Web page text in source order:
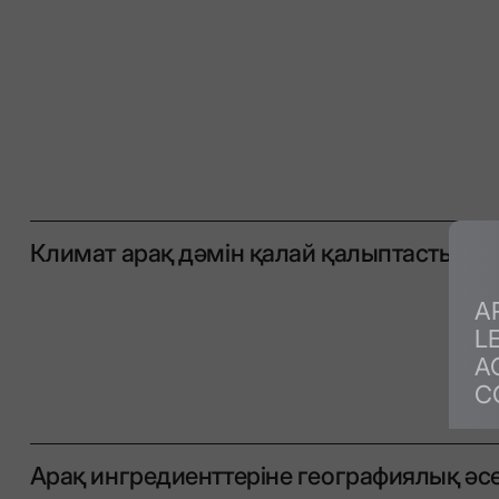
Климат арақ дәмін қалай
Арақ ингредиенттеріне географиялық